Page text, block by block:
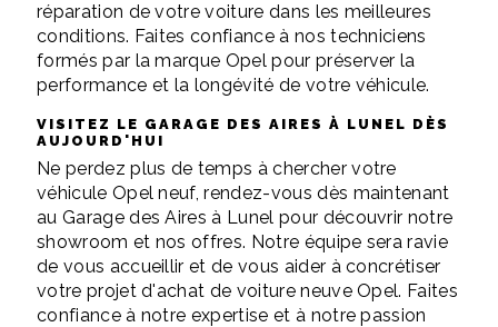
réparation de votre voiture dans les meilleures
conditions. Faites confiance à nos techniciens
formés par la marque Opel pour préserver la
performance et la longévité de votre véhicule.
VISITEZ LE GARAGE DES AIRES À LUNEL DÈS
AUJOURD'HUI
Ne perdez plus de temps à chercher votre
véhicule Opel neuf, rendez-vous dès maintenant
au Garage des Aires à Lunel pour découvrir notre
showroom et nos offres. Notre équipe sera ravie
de vous accueillir et de vous aider à concrétiser
votre projet d'achat de voiture neuve Opel. Faites
confiance à notre expertise et à notre passion